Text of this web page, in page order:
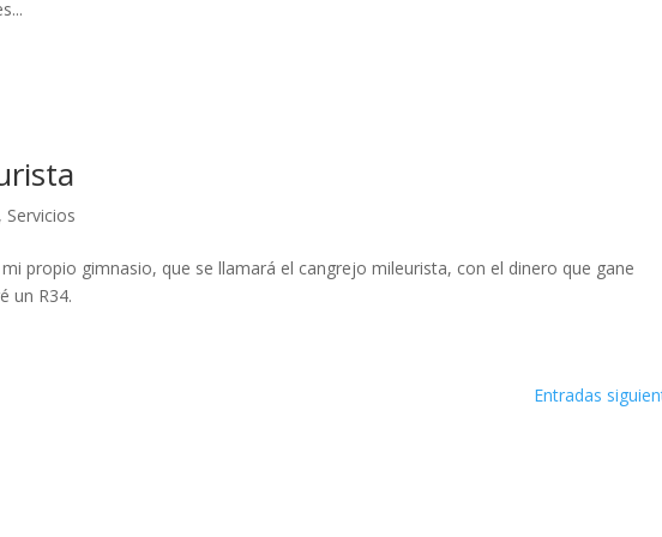
, Servicios
propio gimnasio, que se llamará el cangrejo mileurista, con el dinero que gane
un R34.
Entradas